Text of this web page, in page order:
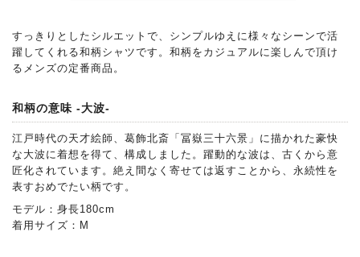
すっきりとしたシルエットで、シンプルゆえに様々なシーンで活
躍してくれる和柄シャツです。和柄をカジュアルに楽しんで頂け
るメンズの定番商品。
和柄の意味 -大波-
江戸時代の天才絵師、葛飾北斎「冨嶽三十六景」に描かれた豪快
な大波に着想を得て、構成しました。躍動的な波は、古くから意
匠化されています。絶え間なく寄せては返すことから、永続性を
表すおめでたい柄です。
モデル：身長180cm
着用サイズ：M